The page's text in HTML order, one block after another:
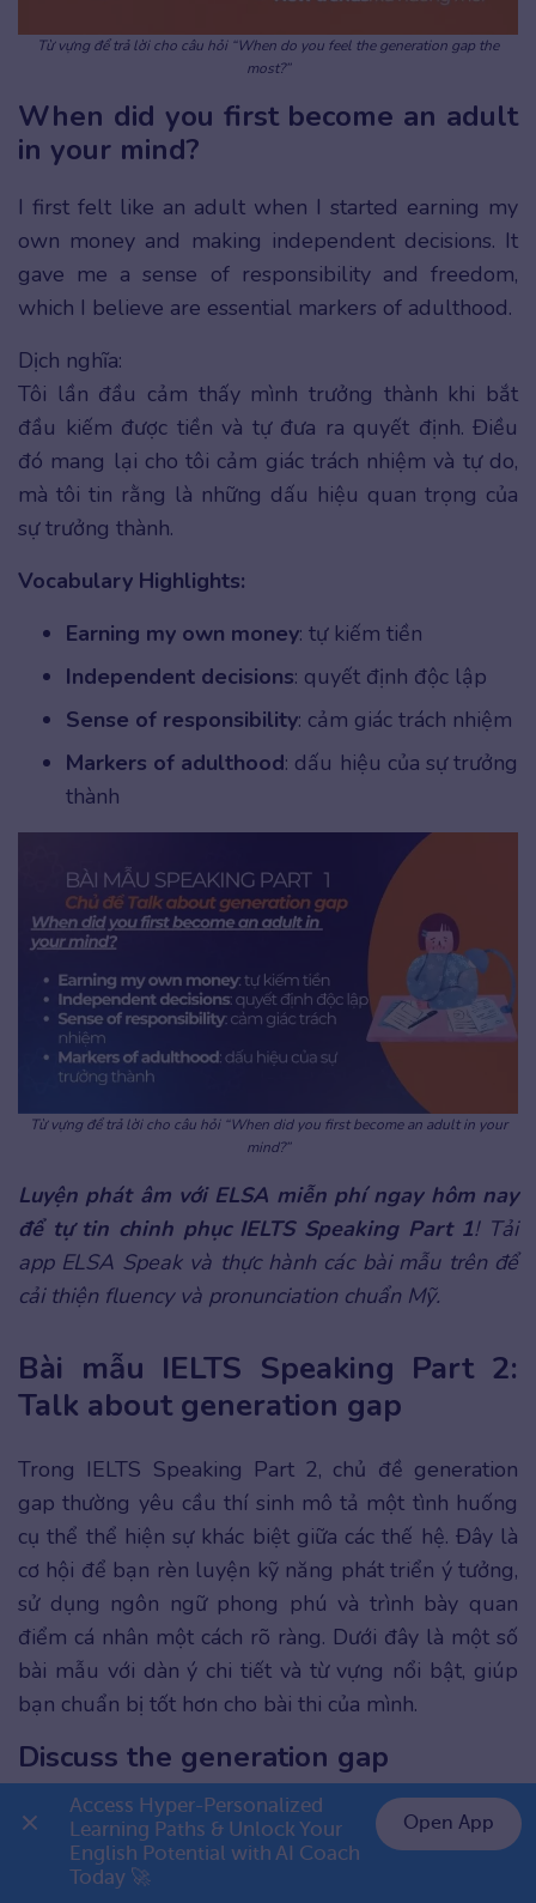
Từ vựng để trả lời cho câu hỏi “When do you feel the generation gap the
most?”
When did you first become an adult
in your mind?
I first felt like an adult when I started earning my
own money and making independent decisions. It
gave me a sense of responsibility and freedom,
which I believe are essential markers of adulthood.
Dịch nghĩa:
Tôi lần đầu cảm thấy mình trưởng thành khi bắt
đầu kiếm được tiền và tự đưa ra quyết định. Điều
đó mang lại cho tôi cảm giác trách nhiệm và tự do,
mà tôi tin rằng là những dấu hiệu quan trọng của
sự trưởng thành.
Vocabulary Highlights:
Earning my own money: tự kiếm tiền
Independent decisions: quyết định độc lập
Sense of responsibility: cảm giác trách nhiệm
Markers of adulthood: dấu hiệu của sự trưởng
thành
Từ vựng để trả lời cho câu hỏi “When did you first become an adult in your
mind?”
Luyện phát âm với ELSA miễn phí ngay hôm nay
để tự tin chinh phục IELTS Speaking Part 1! Tải
app ELSA Speak và thực hành các bài mẫu trên để
cải thiện fluency và pronunciation chuẩn Mỹ.
Bài mẫu IELTS Speaking Part 2:
Talk about generation gap
Trong IELTS Speaking Part 2, chủ đề generation
gap thường yêu cầu thí sinh mô tả một tình huống
cụ thể thể hiện sự khác biệt giữa các thế hệ. Đây là
cơ hội để bạn rèn luyện kỹ năng phát triển ý tưởng,
sử dụng ngôn ngữ phong phú và trình bày quan
điểm cá nhân một cách rõ ràng. Dưới đây là một số
bài mẫu với dàn ý chi tiết và từ vựng nổi bật, giúp
bạn chuẩn bị tốt hơn cho bài thi của mình.
Discuss the generation gap
Dàn ý tham khảo:
Who: Describe the people involved in the
👉 Premium 1 năm chỉ 799K
Access Hyper-Personalized
Learning Paths & Unlock Your
English Potential with AI Coach
Today 🚀
Open App